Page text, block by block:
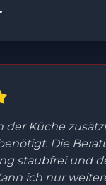
der Küche
Die
staubfrei und
ich nur